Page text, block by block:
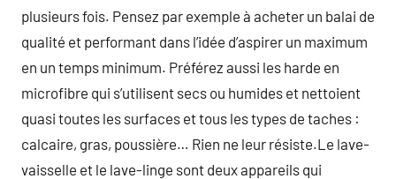
plusieurs fois. Pensez par exemple à acheter un balai de
qualité et performant dans l’idée d’aspirer un maximum
en un temps minimum. Préférez aussi les harde en
microfibre qui s’utilisent secs ou humides et nettoient
quasi toutes les surfaces et tous les types de taches :
calcaire, gras, poussière… Rien ne leur résiste.Le lave-
vaisselle et le lave-linge sont deux appareils qui